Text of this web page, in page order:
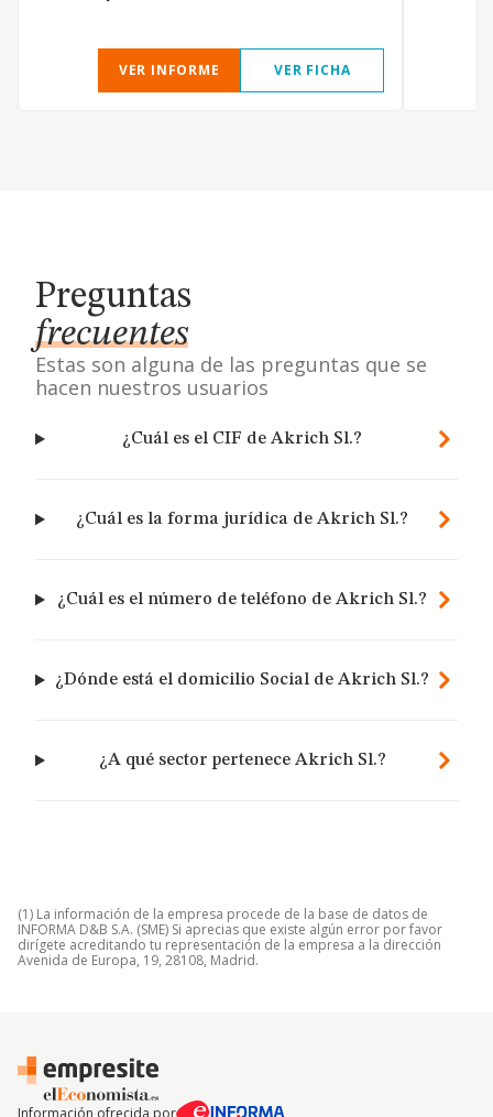
VER INFORME VER FICHA
Preguntas
frecuentes
Estas son alguna de las preguntas que se
hacen nuestros usuarios
¿Cuál es el CIF de Akrich Sl.?
¿Cuál es la forma jurídica de Akrich Sl.?
¿Cuál es el número de teléfono de Akrich Sl.?
¿Dónde está el domicilio Social de Akrich Sl.?
¿A qué sector pertenece Akrich Sl.?
(1) La información de la empresa procede de la base de datos de
INFORMA D&B S.A. (SME) Si aprecias que existe algún error por favor
dirígete acreditando tu representación de la empresa a la dirección
Avenida de Europa, 19, 28108, Madrid.
Información ofrecida por